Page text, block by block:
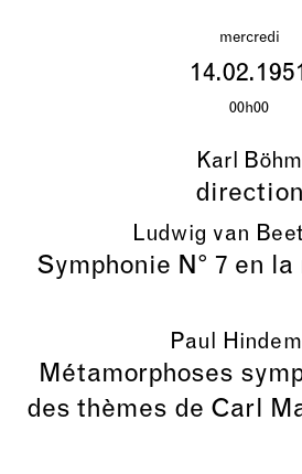
mercredi
00h00
Karl Böhm
direction
Ludwig van
Symphonie N° 7 en
Paul
Métamorphoses
des thèmes de Carl